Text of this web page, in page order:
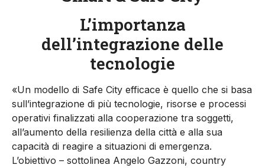
L’importanza
dell’integrazione delle
tecnologie
«Un modello di Safe City efficace è quello che si basa
sull’integrazione di più tecnologie, risorse e processi
operativi finalizzati alla cooperazione tra soggetti,
all’aumento della resilienza della città e alla sua
capacità di reagire a situazioni di emergenza.
L’obiettivo – sottolinea Angelo Gazzoni, country